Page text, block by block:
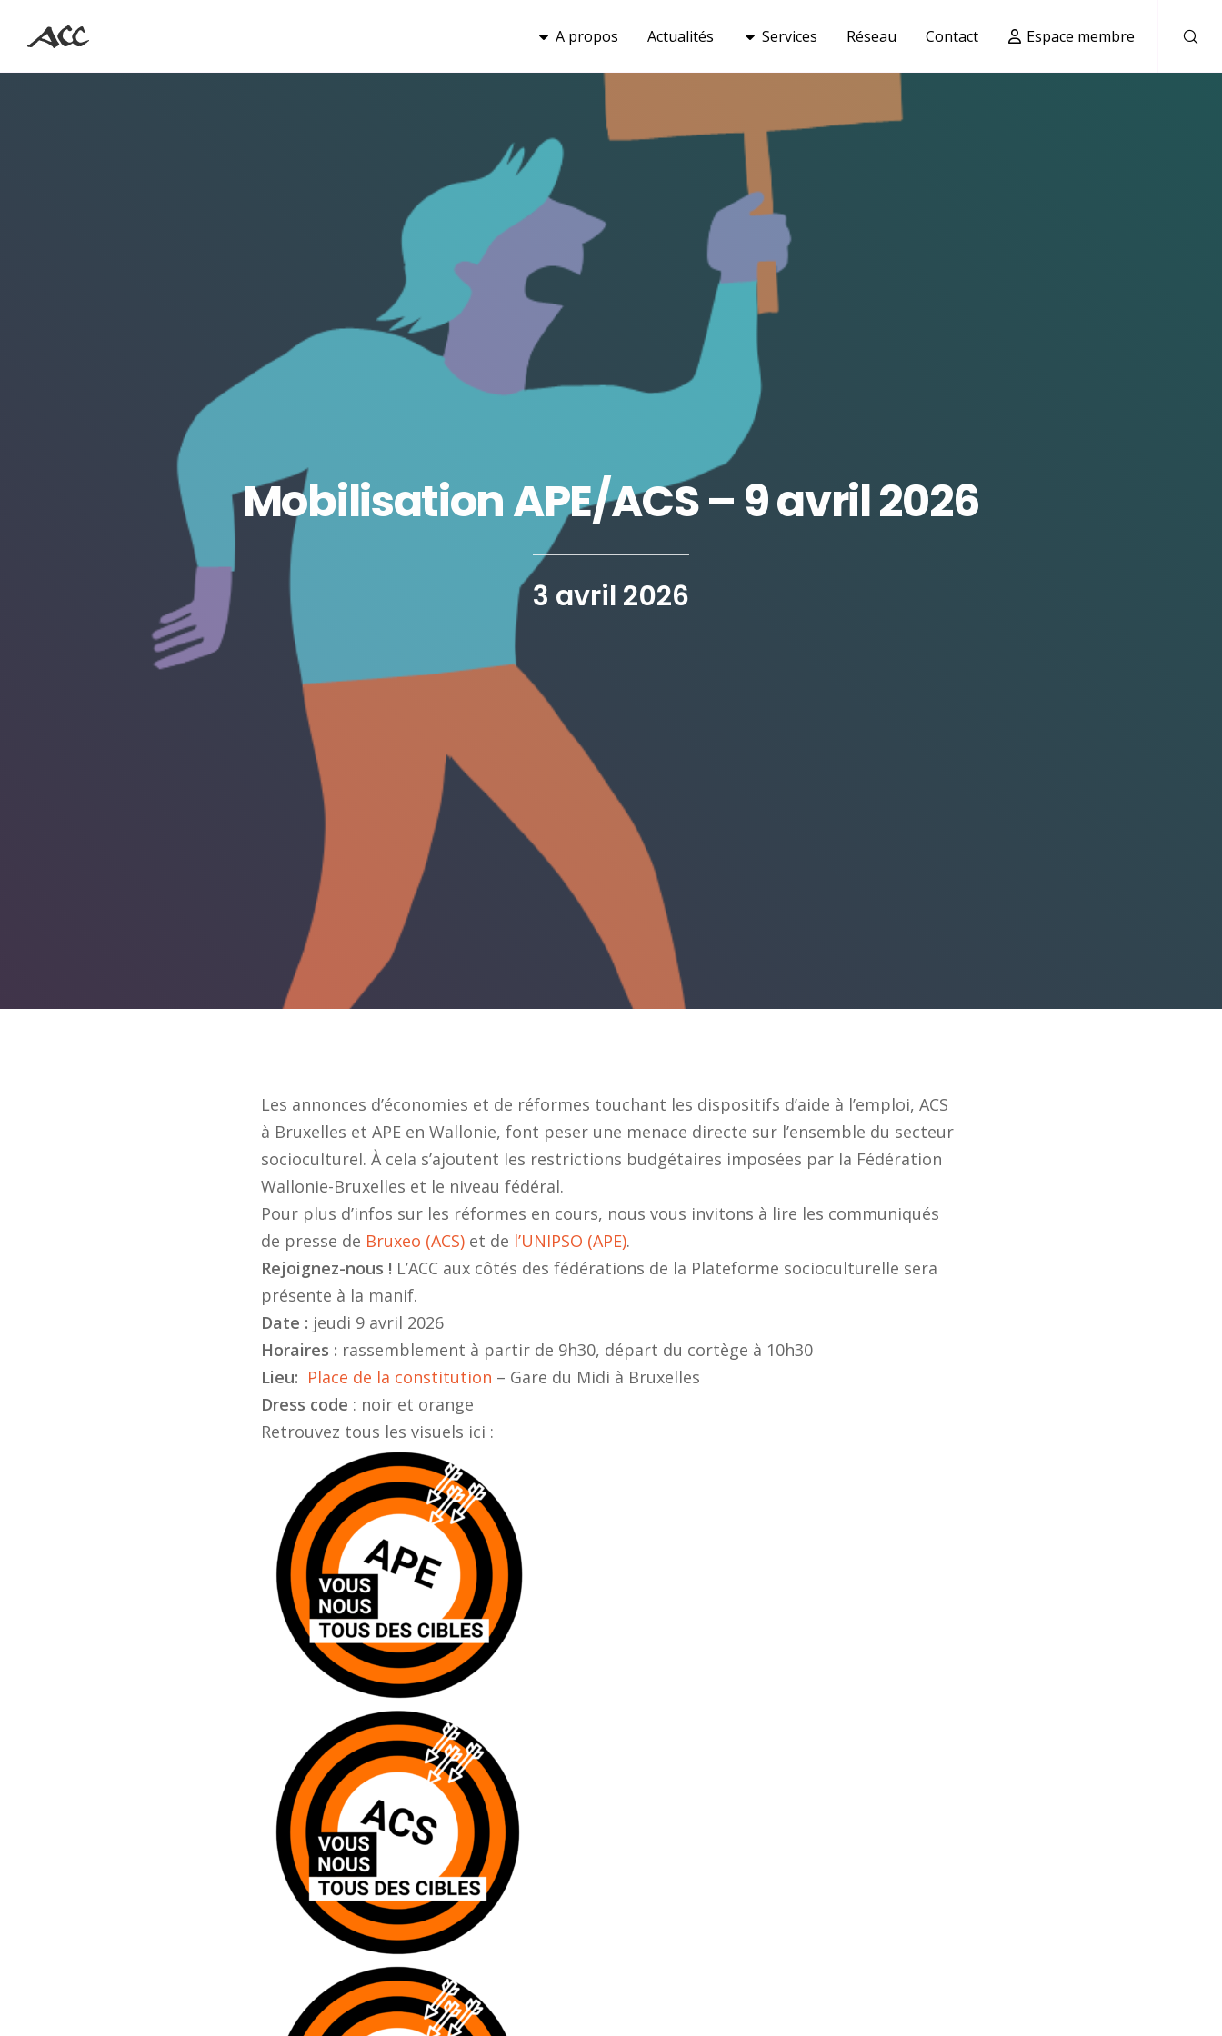
A propos Actualités Services Réseau Contact Espace membre
Mobilisation APE/ACS – 9 avril 2026
3 avril 2026
Les annonces d’économies et de réformes touchant les dispositifs d’aide à l’emploi, ACS
à Bruxelles et APE en Wallonie, font peser une menace directe sur l’ensemble du secteur
socioculturel. À cela s’ajoutent les restrictions budgétaires imposées par la Fédération
Wallonie-Bruxelles et le niveau fédéral.
Pour plus d’infos sur les réformes en cours, nous vous invitons à lire les communiqués
de presse de Bruxeo (ACS) et de l’UNIPSO (APE).
Rejoignez-nous ! L’ACC aux côtés des fédérations de la Plateforme socioculturelle sera
présente à la manif.
Date : jeudi 9 avril 2026
Horaires : rassemblement à partir de 9h30, départ du cortège à 10h30
Lieu: Place de la constitution – Gare du Midi à Bruxelles
Dress code : noir et orange
Retrouvez tous les visuels ici :